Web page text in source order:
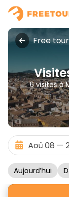
Free
6 visites à
Aujourd’hui